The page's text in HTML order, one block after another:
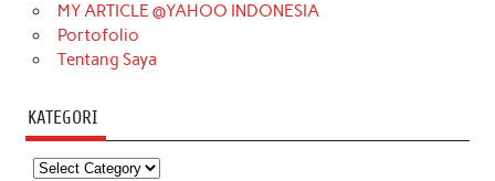
MY ARTICLE @YAHOO INDONESIA
Portofolio
Tentang Saya
KATEGORI
Kategori